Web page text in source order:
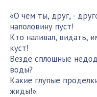
«О чем ты, друг, -
наполовину пуст!
Кто наливал, видать,
куст!
Везде сплошные
воды?
Какие глупые
жиды!».